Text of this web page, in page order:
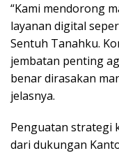
“Kami mendorong
layanan digital
Sentuh Tanahku.
jembatan penting
benar dirasakan
jelasnya.
Penguatan strategi
dari dukungan